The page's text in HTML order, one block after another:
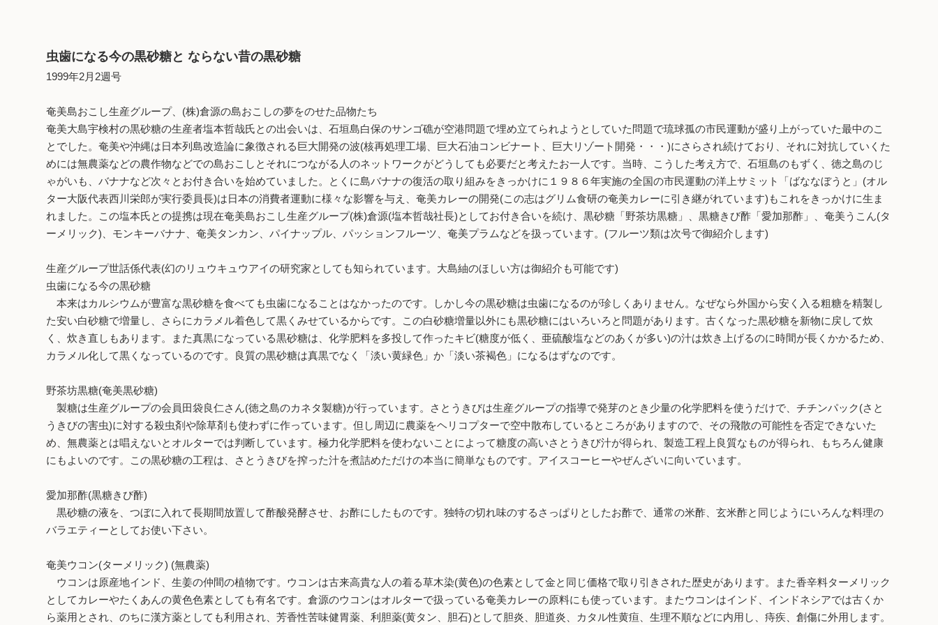
虫歯になる今の黒砂糖と ならない昔の黒砂糖
1999年2月2週号
奄美島おこし生産グループ、(株)倉源の島おこしの夢をのせた品物たち
奄美大島宇検村の黒砂糖の生産者塩本哲哉氏との出会いは、石垣島白保のサンゴ礁が空港問題で埋め立てられようとしていた問題で琉球孤の市民運動が盛り上がっていた最中のこ
とでした。奄美や沖縄は日本列島改造論に象徴される巨大開発の波(核再処理工場、巨大石油コンビナート、巨大リゾート開発・・・)にさらされ続けており、それに対抗していくた
めには無農薬などの農作物などでの島おこしとそれにつながる人のネットワークがどうしても必要だと考えたお一人です。当時、こうした考え方で、石垣島のもずく、徳之島のじ
ゃがいも、バナナなど次々とお付き合いを始めていました。とくに島バナナの復活の取り組みをきっかけに１９８６年実施の全国の市民運動の洋上サミット「ばななぼうと」(オル
ター大阪代表西川栄郎が実行委員長)は日本の消費者運動に様々な影響を与え、奄美カレーの開発(この志はグリム食研の奄美カレーに引き継がれています)もこれをきっかけに生ま
れました。この塩本氏との提携は現在奄美島おこし生産グループ(株)倉源(塩本哲哉社長)としてお付き合いを続け、黒砂糖「野茶坊黒糖」、黒糖きび酢「愛加那酢」、奄美うこん(タ
ーメリック)、モンキーバナナ、奄美タンカン、パイナップル、パッションフルーツ、奄美プラムなどを扱っています。(フルーツ類は次号で御紹介します)
生産グループ世話係代表(幻のリュウキュウアイの研究家としても知られています。大島紬のほしい方は御紹介も可能です)
虫歯になる今の黒砂糖
本来はカルシウムが豊富な黒砂糖を食べても虫歯になることはなかったのです。しかし今の黒砂糖は虫歯になるのが珍しくありません。なぜなら外国から安く入る粗糖を精製し
た安い白砂糖で増量し、さらにカラメル着色して黒くみせているからです。この白砂糖増量以外にも黒砂糖にはいろいろと問題があります。古くなった黒砂糖を新物に戻して炊
く、炊き直しもあります。また真黒になっている黒砂糖は、化学肥料を多投して作ったキビ(糖度が低く、亜硫酸塩などのあくが多い)の汁は炊き上げるのに時間が長くかかるため、
カラメル化して黒くなっているのです。良質の黒砂糖は真黒でなく「淡い黄緑色」か「淡い茶褐色」になるはずなのです。
野茶坊黒糖(奄美黒砂糖)
製糖は生産グループの会員田袋良仁さん(徳之島のカネタ製糖)が行っています。さとうきびは生産グループの指導で発芽のとき少量の化学肥料を使うだけで、チチンパック(さと
うきびの害虫)に対する殺虫剤や除草剤も使わずに作っています。但し周辺に農薬をヘリコプターで空中散布しているところがありますので、その飛散の可能性を否定できないた
め、無農薬とは唱えないとオルターでは判断しています。極力化学肥料を使わないことによって糖度の高いさとうきび汁が得られ、製造工程上良質なものが得られ、もちろん健康
にもよいのです。この黒砂糖の工程は、さとうきびを搾った汁を煮詰めただけの本当に簡単なものです。アイスコーヒーやぜんざいに向いています。
愛加那酢(黒糖きび酢)
黒砂糖の液を、つぼに入れて長期間放置して酢酸発酵させ、お酢にしたものです。独特の切れ味のするさっぱりとしたお酢で、通常の米酢、玄米酢と同じようにいろんな料理の
バラエティーとしてお使い下さい。
奄美ウコン(ターメリック) (無農薬)
ウコンは原産地インド、生姜の仲間の植物です。ウコンは古来高貴な人の着る草木染(黄色)の色素として金と同じ価格で取り引きされた歴史があります。また香辛料ターメリック
としてカレーやたくあんの黄色色素としても有名です。倉源のウコンはオルターで扱っている奄美カレーの原料にも使っています。またウコンはインド、インドネシアでは古くか
ら薬用とされ、のちに漢方薬としても利用され、芳香性苦味健胃薬、利胆薬(黄タン、胆石)として胆炎、胆道炎、カタル性黄疸、生理不順などに内用し、痔疾、創傷に外用します。